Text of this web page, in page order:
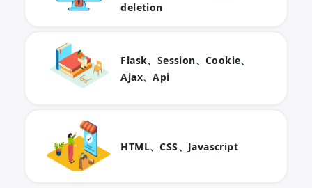
deletion
Flask、Session、Cookie、
Ajax、Api
HTML、CSS、Javascript